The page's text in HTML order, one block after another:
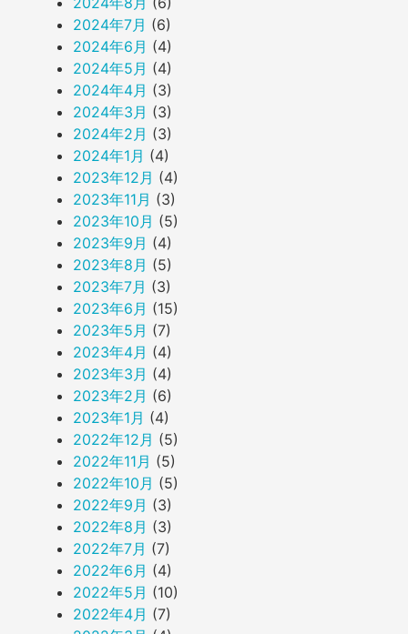
2024年7月 (6)
2024年6月 (4)
2024年5月 (4)
2024年4月 (3)
2024年3月 (3)
2024年2月 (3)
2024年1月 (4)
2023年12月 (4)
2023年11月 (3)
2023年10月 (5)
2023年9月 (4)
2023年8月 (5)
2023年7月 (3)
2023年6月 (15)
2023年5月 (7)
2023年4月 (4)
2023年3月 (4)
2023年2月 (6)
2023年1月 (4)
2022年12月 (5)
2022年11月 (5)
2022年10月 (5)
2022年9月 (3)
2022年8月 (3)
2022年7月 (7)
2022年6月 (4)
2022年5月 (10)
2022年4月 (7)